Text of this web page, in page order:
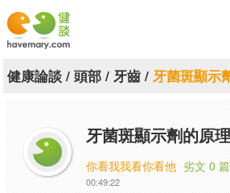
漫漫健康
關於健談
聯絡我們
健康論談/ 頭部/ 牙齒/ 牙菌斑顯示
牙菌斑顯示劑的原
你看我我看你看他 劣文 0 篇
00:49:22